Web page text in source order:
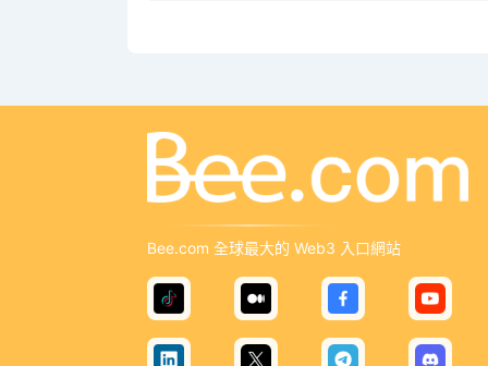
Bee.com 全球最大的 Web3 入口網站